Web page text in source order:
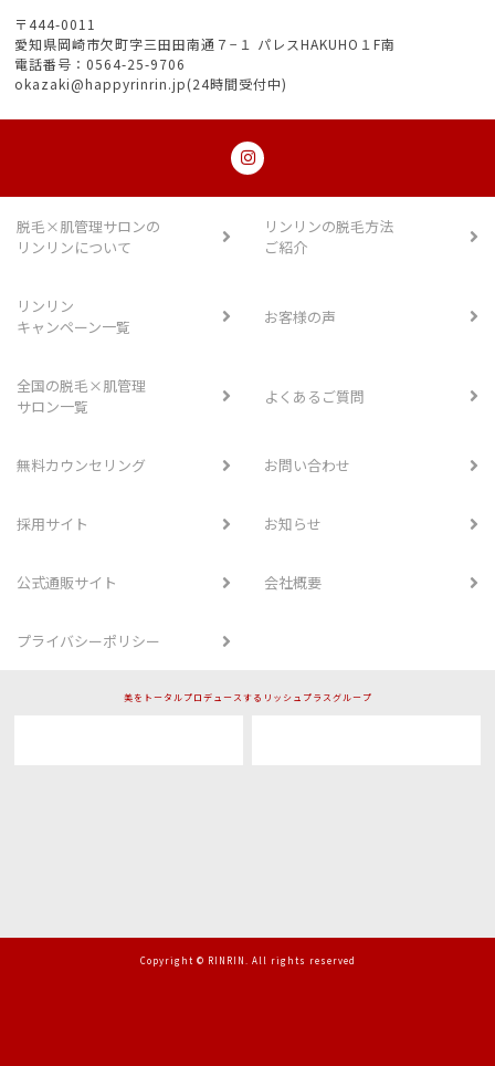
〒444-0011
愛知県岡崎市欠町字三田田南通７−１ パレスHAKUHO１F南
電話番号：0564-25-9706
okazaki@happyrinrin.jp(24時間受付中)
脱毛×肌管理サロンの
リンリンについて
リンリンの脱毛方法
ご紹介
リンリン
キャンペーン一覧
お客様の声
全国の脱毛×肌管理
サロン一覧
よくあるご質問
無料カウンセリング お問い合わせ
採用サイト お知らせ
公式通販サイト 会社概要
プライバシーポリシー
美をトータルプロデュースするリッシュプラスグループ
Copyright © RINRIN. All rights reserved